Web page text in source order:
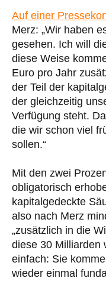
Auf einer
Merz: „Wir haben
gesehen. Ich will
diese Weise
Euro pro Jahr
der Teil der
der gleichzeitig
Verfügung steht.
die wir schon viel
sollen.“
Mit den zwei
obligatorisch
kapitalgedeckte
also nach Merz
„zusätzlich in die
diese 30 Milliarden
einfach: Sie
wieder einmal